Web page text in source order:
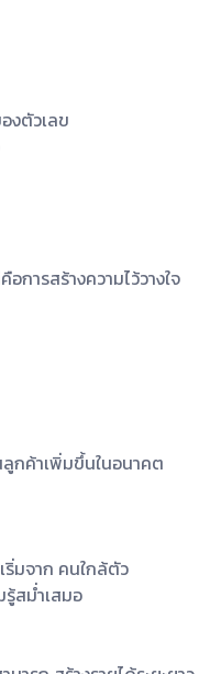
งตัวเลข
การสร้างความไว้วางใจ
กค้าเพิ่มขึ้นในอนาคต
มจาก คนใกล้ตัว
สม่ำเสมอ